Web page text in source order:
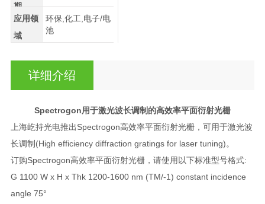
期
应用领
域
环保,化工,电子/电
池
详细介绍
Spectrogon用于激光波长调制的高效率平面衍射光栅
上海屹持光电推出Spectrogon高效率平面衍射光栅，可用于激光波
长调制(High efficiency diffraction gratings for laser tuning)。
订购Spectrogon高效率平面衍射光栅，请使用以下标准型号格式:
G 1100 W x H x Thk 1200-1600 nm (TM/-1) constant incidence
angle 75°